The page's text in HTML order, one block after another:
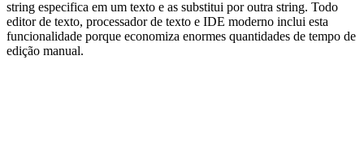
string especifica em um texto e as substitui por outra string. Todo
editor de texto, processador de texto e IDE moderno inclui esta
funcionalidade porque economiza enormes quantidades de tempo de
edição manual.